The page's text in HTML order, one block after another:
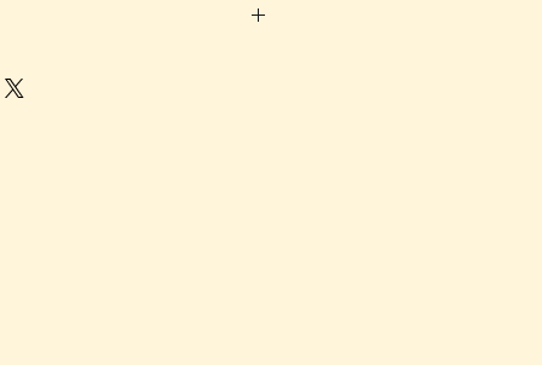
package €3,90, postal
5 days